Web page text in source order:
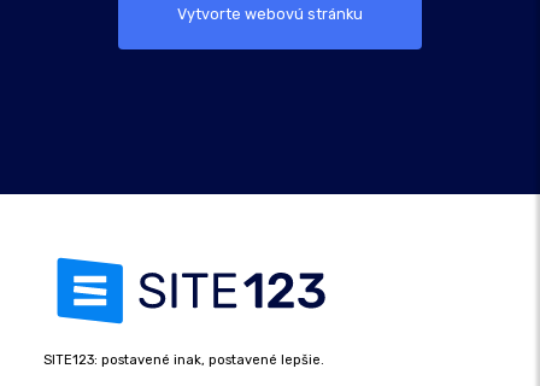
Vytvorte webovú stránku
SITE123: postavené inak, postavené lepšie.